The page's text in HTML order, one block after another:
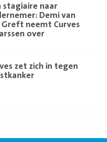
stagiaire naar
Demi van
Greft neemt Curves
over
zet zich in tegen